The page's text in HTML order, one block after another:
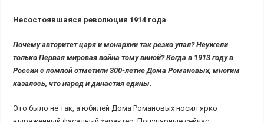
Несостоявшаяся революция 1914 года
Почему авторитет царя и монархии так резко упал? Неужели
только Первая мировая война тому виной? Когда в 1913 году в
России с помпой отметили 300-летие Дома Романовых, многим
казалось, что народ и династия едины.
Это было не так, а юбилей Дома Романовых носил ярко